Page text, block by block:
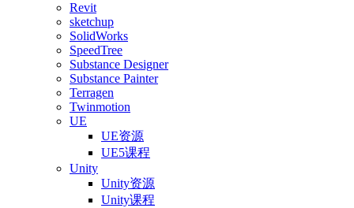
Revit
sketchup
SolidWorks
SpeedTree
Substance Designer
Substance Painter
Terragen
Twinmotion
UE
UE资源
UE5课程
Unity
Unity资源
Unity课程